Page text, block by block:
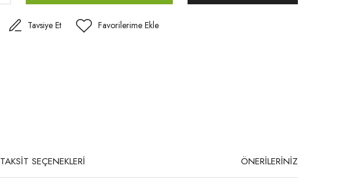
Tavsiye Et
TAKSİT SEÇENEKLERİ ÖNERİLERİNİZ